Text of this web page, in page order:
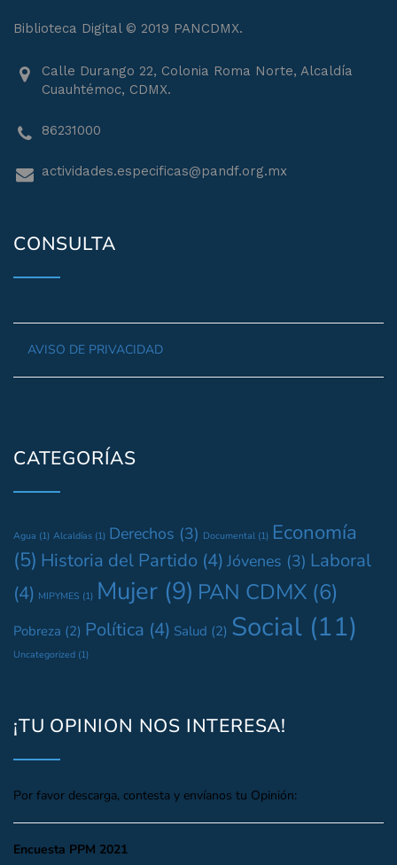
Biblioteca Digital © 2019 PANCDMX.
Calle Durango 22, Colonia Roma Norte, Alcaldía
Cuauhtémoc, CDMX.
86231000
actividades.especificas@pandf.org.mx
CONSULTA
AVISO DE PRIVACIDAD
CATEGORÍAS
Agua (1) Alcaldías (1) Derechos (3) Documental (1) Economía
(5) Historia del Partido (4) Jóvenes (3) Laboral
(4) MIPYMES (1) Mujer (9) PAN CDMX (6)
Pobreza (2) Política (4) Salud (2) Social (11)
Uncategorized (1)
¡TU OPINION NOS INTERESA!
Por favor descarga, contesta y envíanos tu Opinión:
Encuesta PPM 2021